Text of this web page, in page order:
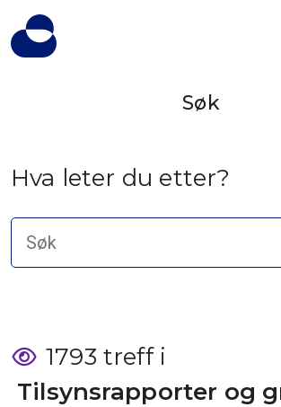
Søk
Hva leter du etter?
1793 treff i
Tilsynsrapporter og